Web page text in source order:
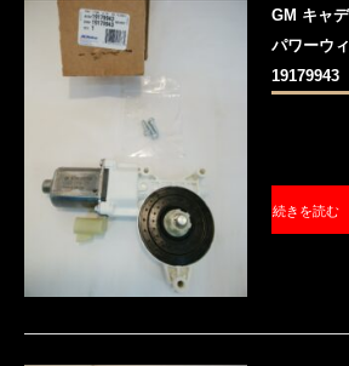
GM キャ
パワーウ
19179943
続きを読む